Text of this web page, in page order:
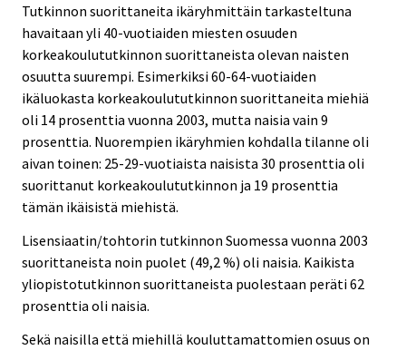
Tutkinnon suorittaneita ikäryhmittäin tarkasteltuna
havaitaan yli 40-vuotiaiden miesten osuuden
korkeakoulututkinnon suorittaneista olevan naisten
osuutta suurempi. Esimerkiksi 60-64-vuotiaiden
ikäluokasta korkeakoulututkinnon suorittaneita miehiä
oli 14 prosenttia vuonna 2003, mutta naisia vain 9
prosenttia. Nuorempien ikäryhmien kohdalla tilanne oli
aivan toinen: 25-29-vuotiaista naisista 30 prosenttia oli
suorittanut korkeakoulututkinnon ja 19 prosenttia
tämän ikäisistä miehistä.
Lisensiaatin/tohtorin tutkinnon Suomessa vuonna 2003
suorittaneista noin puolet (49,2 %) oli naisia. Kaikista
yliopistotutkinnon suorittaneista puolestaan peräti 62
prosenttia oli naisia.
Sekä naisilla että miehillä kouluttamattomien osuus on